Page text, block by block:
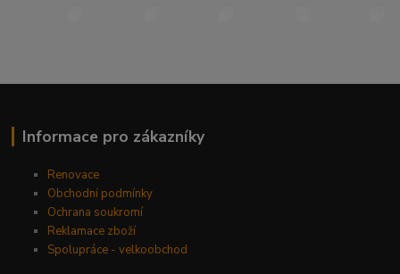
Informace pro zákazníky
Renovace
Obchodní podmínky
Ochrana soukromí
Reklamace zboží
Spolupráce - velkoobchod